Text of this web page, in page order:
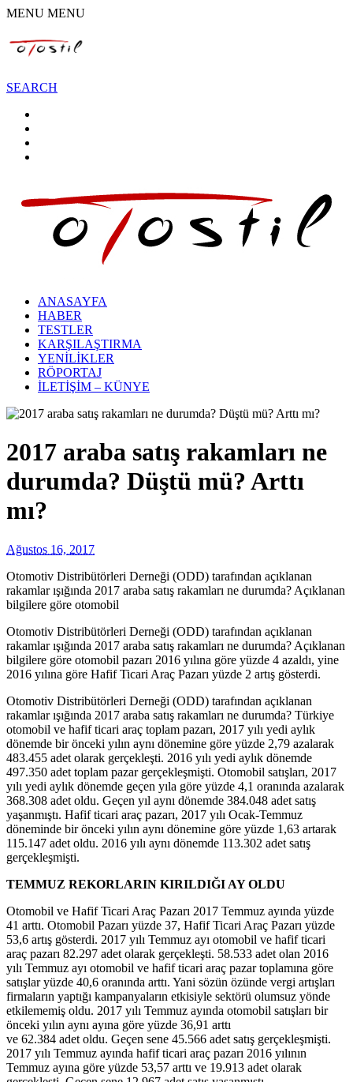
MENU MENU
SEARCH
ANASAYFA
HABER
TESTLER
KARŞILAŞTIRMA
YENİLİKLER
RÖPORTAJ
İLETİŞİM – KÜNYE
2017 araba satış rakamları ne
durumda? Düştü mü? Arttı
mı?
Ağustos 16, 2017
Otomotiv Distribütörleri Derneği (ODD) tarafından açıklanan
rakamlar ışığında 2017 araba satış rakamları ne durumda? Açıklanan
bilgilere göre otomobil
Otomotiv Distribütörleri Derneği (ODD) tarafından açıklanan
rakamlar ışığında 2017 araba satış rakamları ne durumda? Açıklanan
bilgilere göre otomobil pazarı 2016 yılına göre yüzde 4 azaldı, yine
2016 yılına göre Hafif Ticari Araç Pazarı yüzde 2 artış gösterdi.
Otomotiv Distribütörleri Derneği (ODD) tarafından açıklanan
rakamlar ışığında 2017 araba satış rakamları ne durumda? Türkiye
otomobil ve hafif ticari araç toplam pazarı, 2017 yılı yedi aylık
dönemde bir önceki yılın aynı dönemine göre yüzde 2,79 azalarak
483.455 adet olarak gerçekleşti. 2016 yılı yedi aylık dönemde
497.350 adet toplam pazar gerçekleşmişti. Otomobil satışları, 2017
yılı yedi aylık dönemde geçen yıla göre yüzde 4,1 oranında azalarak
368.308 adet oldu. Geçen yıl aynı dönemde 384.048 adet satış
yaşanmıştı. Hafif ticari araç pazarı, 2017 yılı Ocak-Temmuz
döneminde bir önceki yılın aynı dönemine göre yüzde 1,63 artarak
115.147 adet oldu. 2016 yılı aynı dönemde 113.302 adet satış
gerçekleşmişti.
TEMMUZ REKORLARIN KIRILDIĞI AY OLDU
Otomobil ve Hafif Ticari Araç Pazarı 2017 Temmuz ayında yüzde
41 arttı. Otomobil Pazarı yüzde 37, Hafif Ticari Araç Pazarı yüzde
53,6 artış gösterdi. 2017 yılı Temmuz ayı otomobil ve hafif ticari
araç pazarı 82.297 adet olarak gerçekleşti. 58.533 adet olan 2016
yılı Temmuz ayı otomobil ve hafif ticari araç pazar toplamına göre
satışlar yüzde 40,6 oranında arttı. Yani sözün özünde vergi artışları
firmaların yaptığı kampanyaların etkisiyle sektörü olumsuz yönde
etkilememiş oldu. 2017 yılı Temmuz ayında otomobil satışları bir
önceki yılın aynı ayına göre yüzde 36,91 arttı
ve 62.384 adet oldu. Geçen sene 45.566 adet satış gerçekleşmişti.
2017 yılı Temmuz ayında hafif ticari araç pazarı 2016 yılının
Temmuz ayına göre yüzde 53,57 arttı ve 19.913 adet olarak